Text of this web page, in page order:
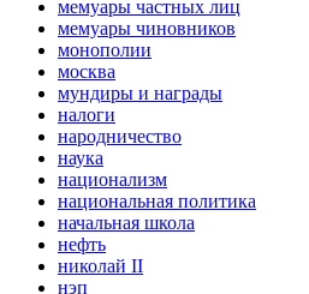
мемуары частных лиц
мемуары чиновников
монополии
москва
мундиры и награды
налоги
народничество
наука
национализм
национальная политика
начальная школа
нефть
николай II
нэп